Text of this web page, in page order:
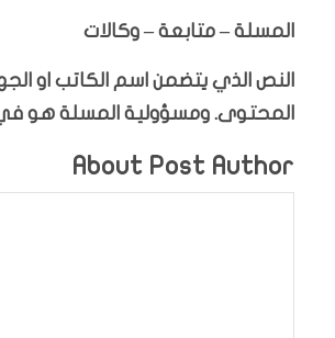
المسلة – متابعة – وكالات
النص الذي يتضمن اسم الكاتب او
المحتوى. ومسؤولية المسلة هو في
About Post Author